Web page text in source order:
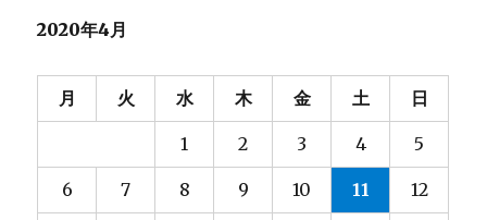
59
2020年4月
月 火 水 木 金 土 日
1 2 3 4 5
6 7 8 9 10 11 12